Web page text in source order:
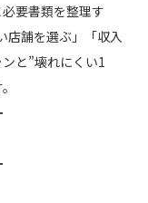
要書類を整理す
店舗を選ぶ」「収入
と”壊れにくい1